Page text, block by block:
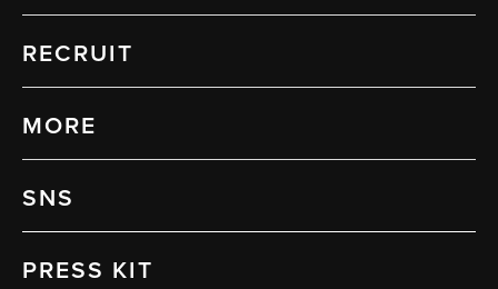
RECRUIT
MORE
SNS
PRESS KIT